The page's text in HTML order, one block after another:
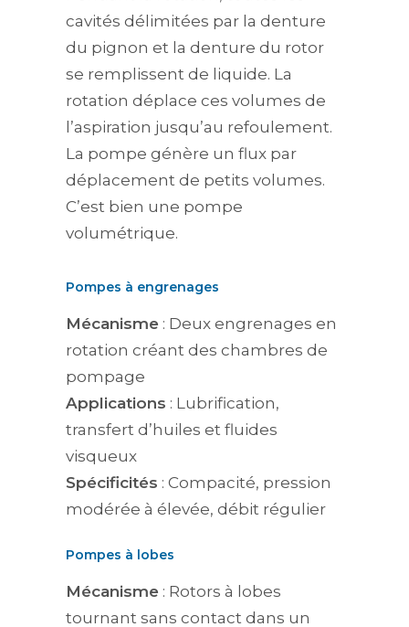
cavités délimitées par la denture
du pignon et la denture du rotor
se remplissent de liquide. La
rotation déplace ces volumes de
l’aspiration jusqu’au refoulement.
La pompe génère un flux par
déplacement de petits volumes.
C’est bien une pompe
volumétrique.
Pompes à engrenages
Mécanisme : Deux engrenages en
rotation créant des chambres de
pompage
Applications : Lubrification,
transfert d’huiles et fluides
visqueux
Spécificités : Compacité, pression
modérée à élevée, débit régulier
Pompes à lobes
Mécanisme : Rotors à lobes
tournant sans contact dans un